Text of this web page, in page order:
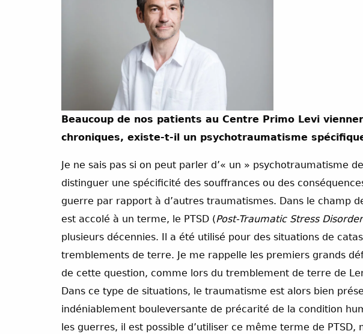
Beaucoup de nos patients au Centre Primo Levi
chroniques, existe-t-il un psychotraumatisme
Je ne sais pas si on peut parler d’« un » psychotraumatisme
distinguer une spécificité des souffrances ou des
guerre par rapport à d’autres traumatismes. Dans le champ
est accolé à un terme, le PTSD (Post-Traumatic Stress
plusieurs décennies. Il a été utilisé pour des situations de
tremblements de terre. Je me rappelle les premiers grands
de cette question, comme lors du tremblement de terre de
Dans ce type de situations, le traumatisme est alors bien
indéniablement bouleversante de précarité de la condition
les guerres, il est possible d’utiliser ce même terme de PTSD,